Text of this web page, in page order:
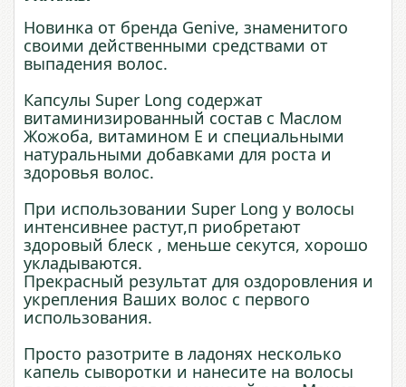
Новинка от бренда Genive, знаменитого
своими действенными средствами от
выпадения волос.
Капсулы Super Long содержат
витаминизированный состав с Маслом
Жожоба, витамином Е и специальными
натуральными добавками для роста и
здоровья волос.
При использовании Super Long у волосы
интенсивнее растут,п риобретают
здоровый блеск , меньше секутся, хорошо
укладываются.
Прекрасный результат для оздоровления и
укрепления Ваших волос с первого
использования.
Просто разотрите в ладонях несколько
капель сыворотки и нанесите на волосы